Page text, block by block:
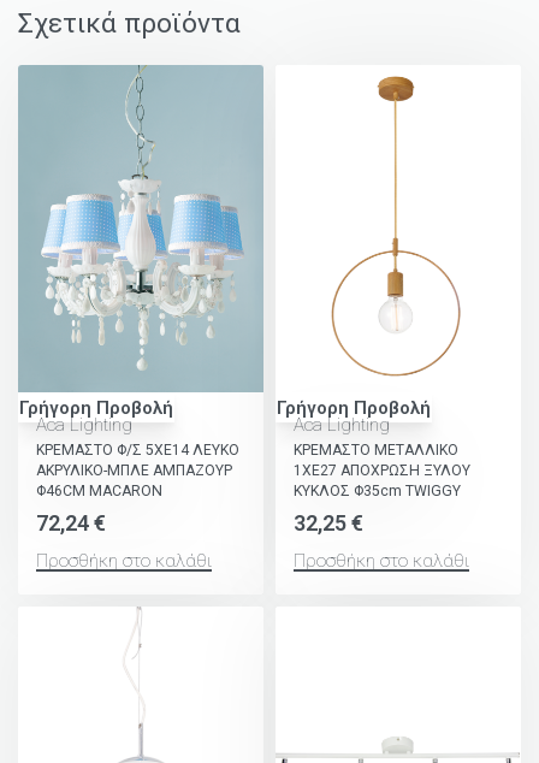
Σχετικά προϊόντα
Γρήγορη Προβολή
Aca Lighting
ΚΡΕΜΑΣΤΟ Φ/Σ 5ΧΕ14 ΛΕΥΚΟ
ΑΚΡΥΛΙΚΟ-ΜΠΛΕ ΑΜΠΑΖΟΥΡ
Φ46CM MACARON
72,24€
Προσθήκη στο καλάθι
Γρήγορη Προβολή
Aca Lighting
ΚΡΕΜΑΣΤΟ ΜΕΤΑΛΛΙΚΟ
1ΧΕ27 ΑΠΟΧΡΩΣΗ ΞΥΛΟΥ
ΚΥΚΛΟΣ Φ35cm TWIGGY
32,25€
Προσθήκη στο καλάθι